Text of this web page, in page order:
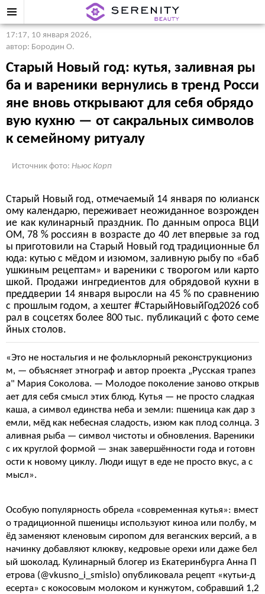
17:17, 10 января 2026,
автор: Бородин О.
Старый Новый год: кутья, заливная ры
ба и вареники вернулись в тренд Росси
яне вновь открывают для себя обрядо
вую кухню — от сакральных символов
к семейному ритуалу
Источник фото: Ньюс Корп
Старый Новый год, отмечаемый 14 января по юлианск
ому календарю, переживает неожиданное возрожден
ие как кулинарный праздник. По данным опроса ВЦИ
ОМ, 78 % россиян в возрасте до 40 лет впервые за год
ы приготовили на Старый Новый год традиционные бл
юда: кутью с мёдом и изюмом, заливную рыбу по «баб
ушкиным рецептам» и вареники с творогом или карто
шкой. Продажи ингредиентов для обрядовой кухни в
преддверии 14 января выросли на 45 % по сравнению
с прошлым годом, а хештег #СтарыйНовыйГод2026 соб
рал в соцсетях более 800 тыс. публикаций с фото семе
йных столов.
«Это не ностальгия и не фольклорный реконструкциониз
м, — объясняет этнограф и автор проекта „Русская трапез
а" Мария Соколова. — Молодое поколение заново открыв
ает для себя смысл этих блюд. Кутья — не просто сладкая
каша, а символ единства неба и земли: пшеница как дар з
емли, мёд как небесная сладость, изюм как плод солнца. З
аливная рыба — символ чистоты и обновления. Вареники
с их круглой формой — знак завершённости года и готовн
ости к новому циклу. Люди ищут в еде не просто вкус, а с
мысл».
Особую популярность обрела «современная кутья»: вмест
о традиционной пшеницы используют киноа или полбу, м
ёд заменяют кленовым сиропом для веганских версий, а в
начинку добавляют клюкву, кедровые орехи или даже бел
ый шоколад. Кулинарный блогер из Екатеринбурга Анна П
етрова (@vkusno_i_smislo) опубликовала рецепт «кутьи-д
есерта» с кокосовым молоком и кунжутом, собравший 1,2